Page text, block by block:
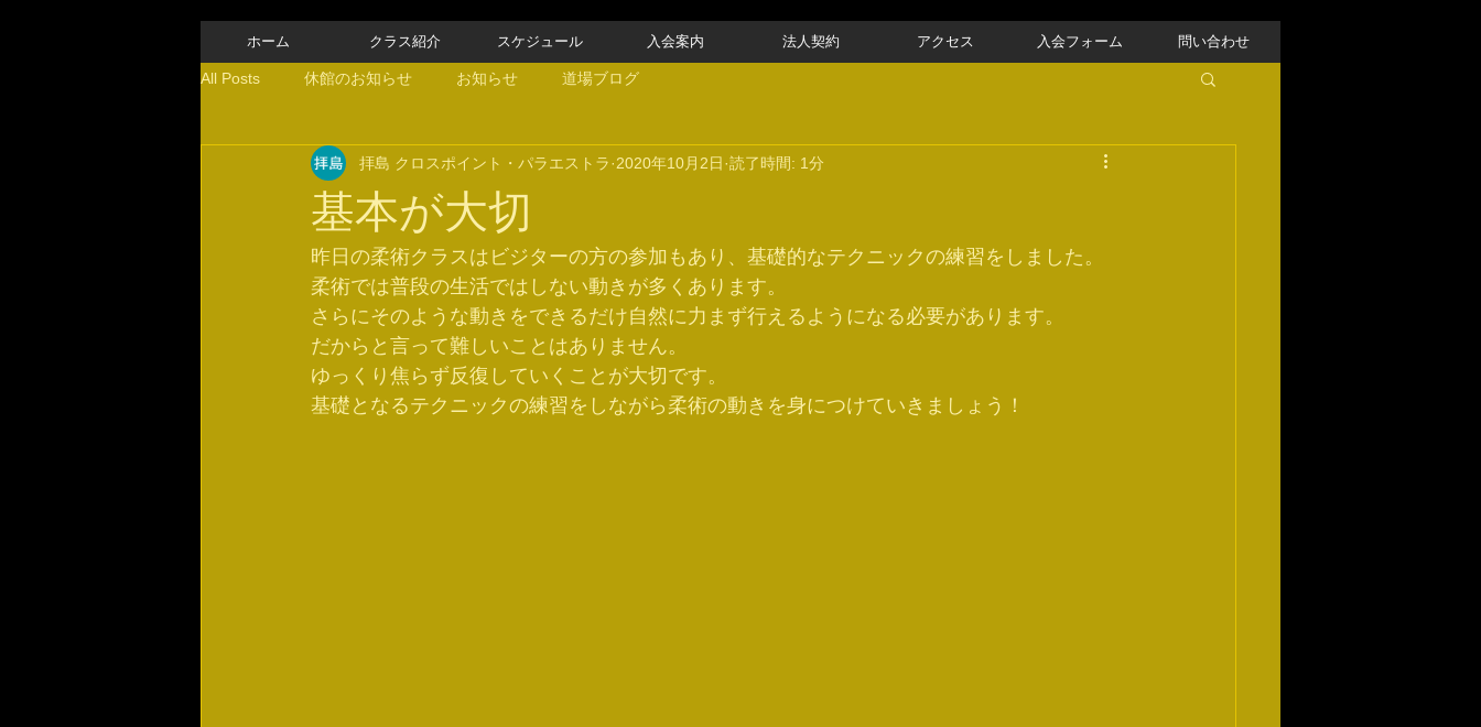
ホーム クラス紹介 スケジュール 入会案内 法人契約 アクセス 入会フォーム 問い合わせ
All Posts 休館のお知らせ お知らせ 道場ブログ
基本が大切
拝島 クロスポイント・パラエストラ 2020年10月2日 読了時間: 1分
昨日の柔術クラスはビジターの方の参加もあり、基礎的なテクニックの練習をしました。
柔術では普段の生活ではしない動きが多くあります。
さらにそのような動きをできるだけ自然に力まず行えるようになる必要があります。
だからと言って難しいことはありません。
ゆっくり焦らず反復していくことが大切です。
基礎となるテクニックの練習をしながら柔術の動きを身につけていきましょう！